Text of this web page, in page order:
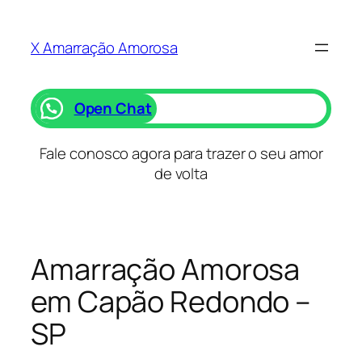
X Amarração Amorosa
Open Chat
Fale conosco agora para trazer o seu amor
de volta
Amarração Amorosa
em Capão Redondo –
SP